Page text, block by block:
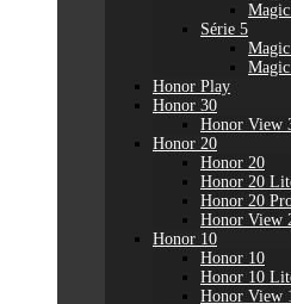
Série 5
Honor Play
Honor 30
Honor View
Honor 20
Honor 20
Honor 20
Honor 20
Honor View
Honor 10
Honor 10
Honor 10
Honor View